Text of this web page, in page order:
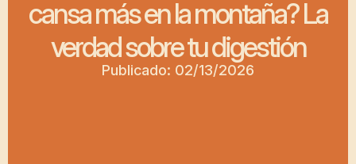
cansa más en la montaña? La
verdad sobre tu digestión
Publicado: 02/13/2026